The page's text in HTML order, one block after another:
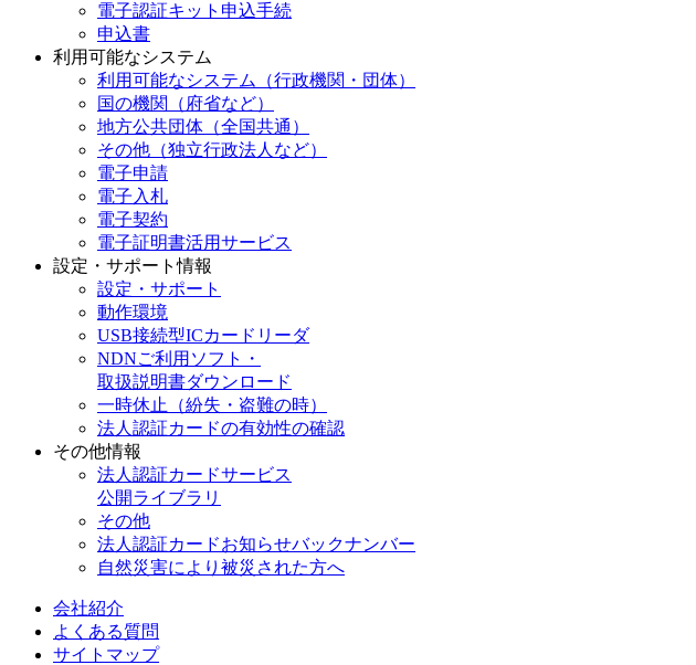
電子認証キット申込手続
申込書
利用可能なシステム
利用可能なシステム（行政機関・団体）
国の機関（府省など）
地方公共団体（全国共通）
その他（独立行政法人など）
電子申請
電子入札
電子契約
電子証明書活用サービス
設定・サポート情報
設定・サポート
動作環境
USB接続型ICカードリーダ
NDNご利用ソフト・
取扱説明書ダウンロード
一時休止（紛失・盗難の時）
法人認証カードの有効性の確認
その他情報
法人認証カードサービス
公開ライブラリ
その他
法人認証カードお知らせバックナンバー
自然災害により被災された方へ
会社紹介
よくある質問
サイトマップ